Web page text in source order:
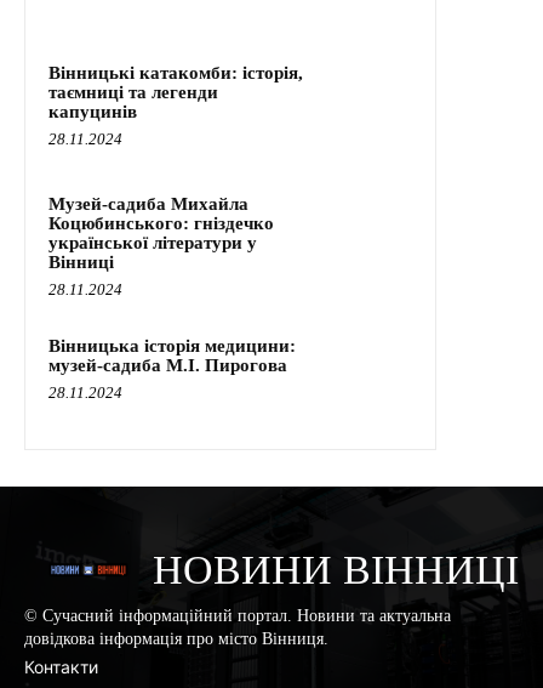
Вінницькі катакомби: історія,
таємниці та легенди
капуцинів
28.11.2024
Музей-садиба Михайла
Коцюбинського: гніздечко
української літератури у
Вінниці
28.11.2024
Вінницька історія медицини:
музей-садиба М.І. Пирогова
28.11.2024
НОВИНИ ВІННИЦІ
© Сучасний інформаційний портал. Новини та актуальна
довідкова інформація про місто Вінниця.
Контакти